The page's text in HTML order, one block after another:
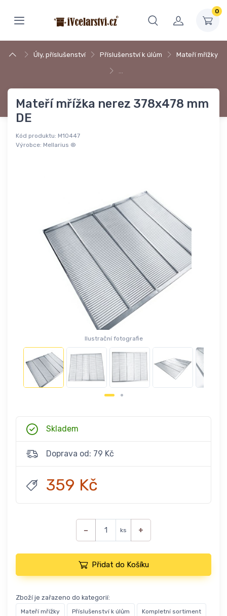
0
Úly, příslušenství Příslušenství k úlům Mateří mřížky
…
Mateří mřížka nerez 378x478 mm
DE
Kód produktu: M10447
Výrobce: Mellarius ®
Ilustrační fotografie
Skladem
Doprava od: 79 Kč
359 Kč
− ks +
Přidat do Košíku
Zboží je zařazeno do kategorií:
Mateří mřížky Příslušenství k úlům Kompletní sortiment